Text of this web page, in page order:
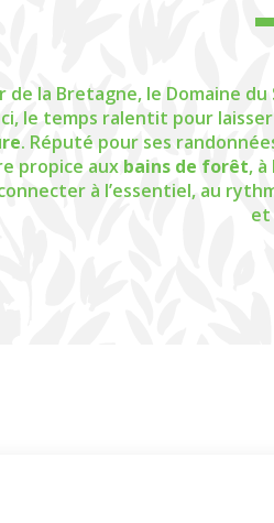
de la Bretagne, le Domaine
le temps ralentit pour laisser
. Réputé pour ses
propice aux bains de forêt, à
à l’essentiel, au
et